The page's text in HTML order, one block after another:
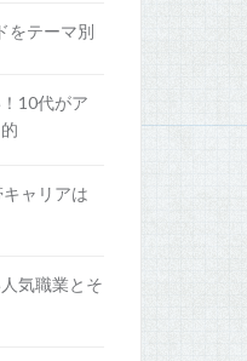
をテーマ別
10代がア
ャリアは
気職業とそ